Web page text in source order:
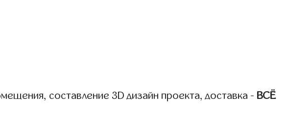
составление 3D дизайн проекта, доставка - ВСЁ